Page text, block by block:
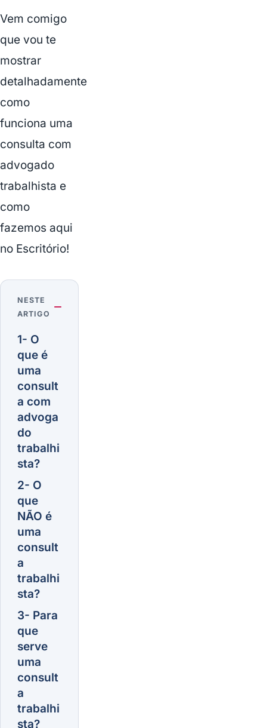
Vem comigo
que vou te
mostrar
detalhadamente
como
funciona uma
consulta com
advogado
trabalhista e
como
fazemos aqui
no Escritório!
NESTE
ARTIGO
1- O
que é
uma
consult
a com
advoga
do
trabalhi
sta?
2- O
que
NÃO é
uma
consult
a
trabalhi
sta?
3- Para
que
serve
uma
consult
a
trabalhi
sta?